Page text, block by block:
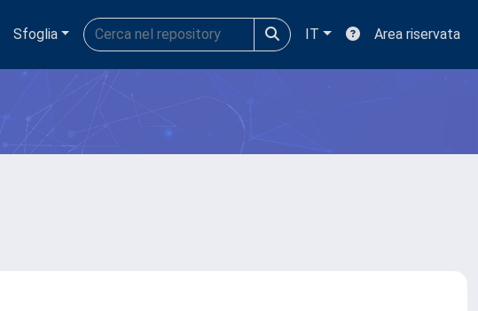
Sfoglia IT Area riservata